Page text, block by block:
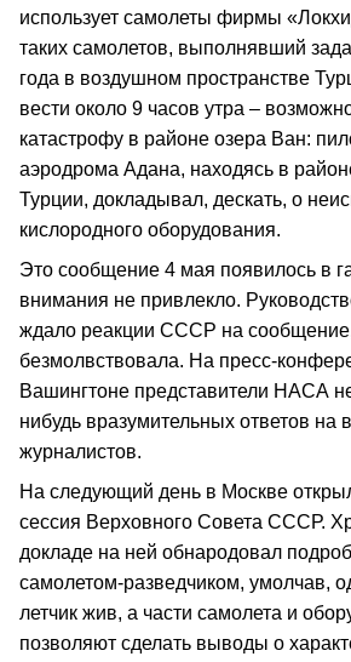
использует самолеты фирмы
таких самолетов, выполнявший
года в воздушном пространстве
вести около 9 часов утра –
катастрофу в районе озера Ван:
аэродрома Адана, находясь в
Турции, докладывал, дескать, о
кислородного оборудования.
Это сообщение 4 мая появилось в
внимания не привлекло.
ждало реакции СССР на
безмолвствовала. На пресс-
Вашингтоне представители НАСА
нибудь вразумительных ответов на
журналистов.
На следующий день в Москве
сессия Верховного Совета СССР.
докладе на ней обнародовал
самолетом-разведчиком, умолчав,
летчик жив, а части самолета и
позволяют сделать выводы о